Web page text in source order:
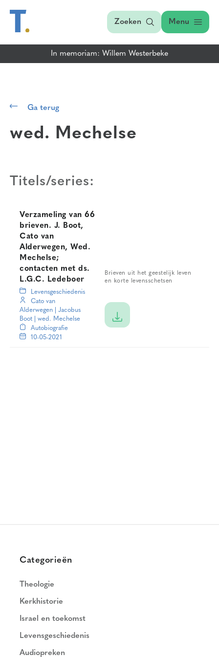
Zoeken Menu
In memoriam: Willem Westerbeke
Ga terug
wed. Mechelse
Titels/series:
Verzameling van 66
brieven. J. Boot,
Cato van
Alderwegen, Wed.
Mechelse;
contacten met ds.
L.G.C. Ledeboer
Brieven uit het geestelijk leven
en korte levensschetsen
Levensgeschiedenis
Cato van
Alderwegen
Jacobus
Boot
wed. Mechelse
Autobiografie
10-05-2021
Categorieën
Theologie
Kerkhistorie
Israel en toekomst
Levensgeschiedenis
Audiopreken